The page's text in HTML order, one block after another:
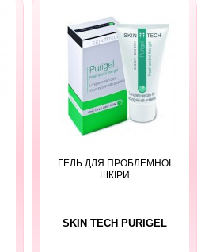
ГЕЛЬ ДЛЯ ПРОБЛЕМНОЇ
ШКІРИ
SKIN TECH PURIGEL